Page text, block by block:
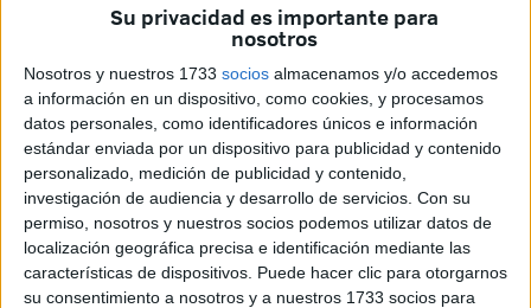
Su privacidad es importante para
nosotros
Nosotros y nuestros 1733 socios almacenamos y/o accedemos
a información en un dispositivo, como cookies, y procesamos
datos personales, como identificadores únicos e información
estándar enviada por un dispositivo para publicidad y contenido
personalizado, medición de publicidad y contenido,
investigación de audiencia y desarrollo de servicios. Con su
permiso, nosotros y nuestros socios podemos utilizar datos de
localización geográfica precisa e identificación mediante las
características de dispositivos. Puede hacer clic para otorgarnos
su consentimiento a nosotros y a nuestros 1733 socios para
La afición respondió a la llamada.En el Hotel Occidental
se han congregado cientos de hinchas de la AD
Ceuta para animar y alentar al conjuntode José Juan
Romero para el partido contra el Cádiz de este domingo
a las 16:15 horas.
Un centenar de aficionados del Ceuta se han reunido
en las inmediaciones del hotelde concentración de la
agrupación deportiva para animar a sus futbolistas para
este encuentro especial.